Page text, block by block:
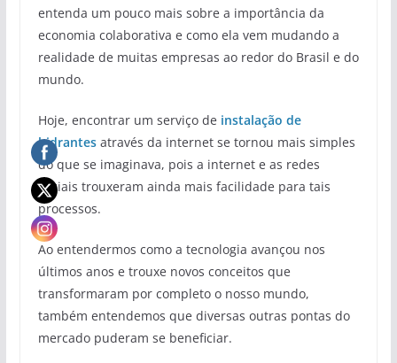
entenda um pouco mais sobre a importância da
economia colaborativa e como ela vem mudando a
realidade de muitas empresas ao redor do Brasil e do
mundo.
Hoje, encontrar um serviço de instalação de
hidrantesatravés da internet se tornou mais simples
do que se imaginava, pois a internet e as redes
sociais trouxeram ainda mais facilidade para tais
processos.
Ao entendermos como a tecnologia avançou nos
últimos anos e trouxe novos conceitos que
transformaram por completo o nosso mundo,
também entendemos que diversas outras pontas do
mercado puderam se beneficiar.